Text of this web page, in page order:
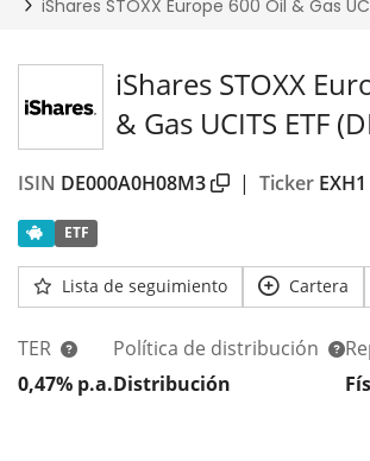
iShares STOXX
& Gas UCITS ETF
ISIN DE000A0H08M3 | Ticker EXH1
ETF
Lista de seguimiento Cartera
TER
0,47% p.a.
Política de distribución
Distribución